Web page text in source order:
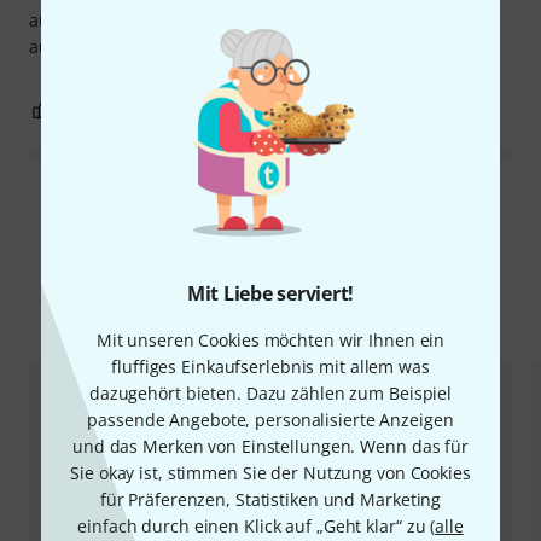
Mit Liebe serviert!
Mit unseren Cookies möchten wir Ihnen ein
fluffiges Einkaufserlebnis mit allem was
dazugehört bieten. Dazu zählen zum Beispiel
passende Angebote, personalisierte Anzeigen
und das Merken von Einstellungen. Wenn das für
Sie okay ist, stimmen Sie der Nutzung von Cookies
für Präferenzen, Statistiken und Marketing
einfach durch einen Klick auf „Geht klar“ zu (alle
auch etwas her. Sehr gut, um günstige Basshälse etwas
aufzuwerten. Klare Kaufempfehlung
BEWERTUNG MELDEN
Alle Bewertungen lesen